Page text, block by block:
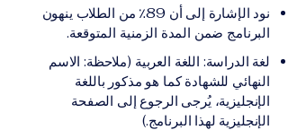
الإلكترونيقد يُطلب تقديم
مستندات إضافية حسب
البرنامج والمؤسسة التعليمية
الأكاديمية المناسبة للبرنامج،
والتي تصدر عن المؤسسة
التعليمية المسؤولة عن تقديم
البرنامج ضمن شبكة VBNN
Smart Education Group.
نود الإشارة إلى أن 89٪ من الطلاب ينهون
البرنامج ضمن المدة الزمنية المتوقعة.
لغة الدراسة: اللغة العربية (ملاحظة: الاسم
النهائي للشهادة كما هو مذكور باللغة
الإنجليزية، يُرجى الرجوع إلى الصفحة
الإنجليزية لهذا البرنامج.)